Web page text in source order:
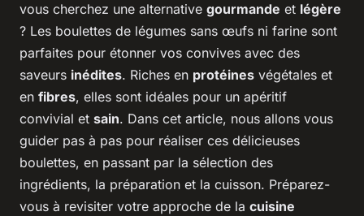
vous cherchez une alternative gourmande et légère
? Les boulettes de légumes sans œufs ni farine sont
parfaites pour étonner vos convives avec des
saveurs inédites. Riches en protéines végétales et
en fibres, elles sont idéales pour un apéritif
convivial et sain. Dans cet article, nous allons vous
guider pas à pas pour réaliser ces délicieuses
boulettes, en passant par la sélection des
ingrédients, la préparation et la cuisson. Préparez-
vous à revisiter votre approche de la cuisine